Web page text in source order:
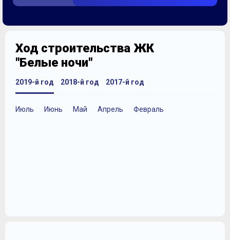
Ход строительства ЖК
"Белые ночи"
2019-й год
Июль Июнь Май Апрель Февраль
2018-й год 2017-й год